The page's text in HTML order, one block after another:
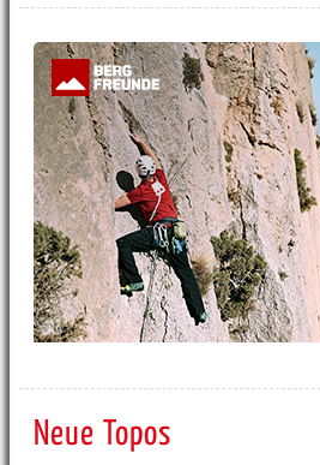
Neue Topos